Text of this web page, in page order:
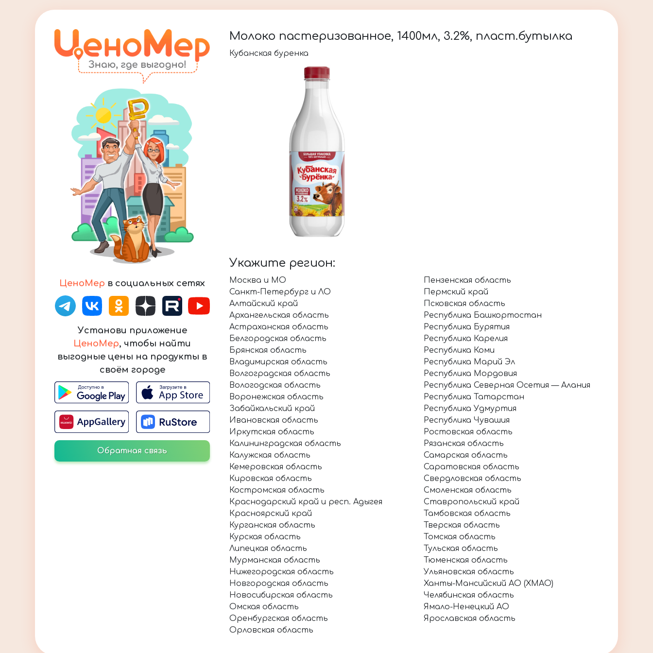
ЦеноМер в социальных сетях
Установи приложение
ЦеноМер, чтобы найти
выгодные цены на продукты в
своём городе
Обратная связь
Молоко пастеризованное, 1400мл, 3.2%, пласт.бутылка
Кубанская буренка
Укажите регион:
Москва и МО
Санкт-Петербург и ЛО
Алтайский край
Архангельская область
Астраханская область
Белгородская область
Брянская область
Владимирская область
Волгоградская область
Вологодская область
Воронежская область
Забайкальский край
Ивановская область
Иркутская область
Калининградская область
Калужская область
Кемеровская область
Кировская область
Костромская область
Краснодарский край и респ. Адыгея
Красноярский край
Курганская область
Курская область
Липецкая область
Мурманская область
Нижегородская область
Новгородская область
Новосибирская область
Омская область
Оренбургская область
Орловская область
Пензенская область
Пермский край
Псковская область
Республика Башкортостан
Республика Бурятия
Республика Карелия
Республика Коми
Республика Марий Эл
Республика Мордовия
Республика Северная Осетия — Алания
Республика Татарстан
Республика Удмуртия
Республика Чувашия
Ростовская область
Рязанская область
Самарская область
Саратовская область
Свердловская область
Смоленская область
Ставропольский край
Тамбовская область
Тверская область
Томская область
Тульская область
Тюменская область
Ульяновская область
Ханты-Мансийский АО (ХМАО)
Челябинская область
Ямало-Ненецкий АО
Ярославская область